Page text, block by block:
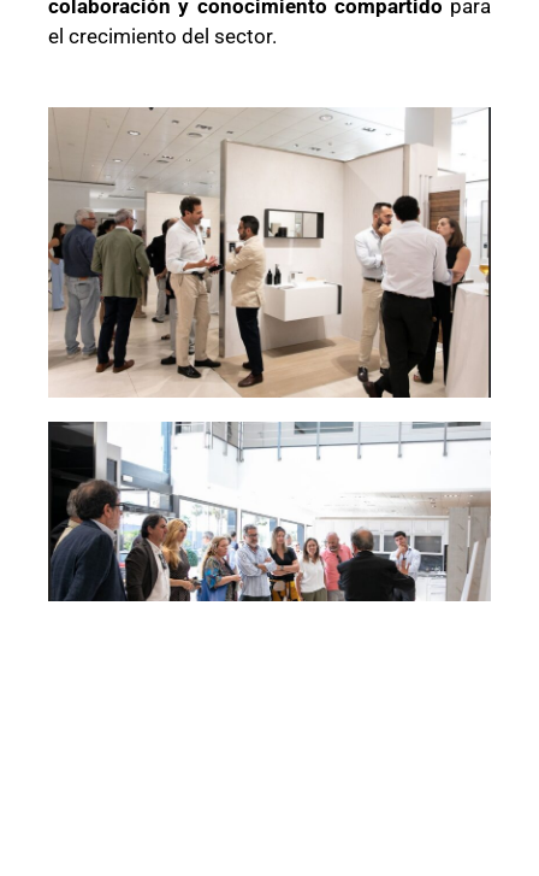
colaboración y conocimiento compartido para
el crecimiento del sector.